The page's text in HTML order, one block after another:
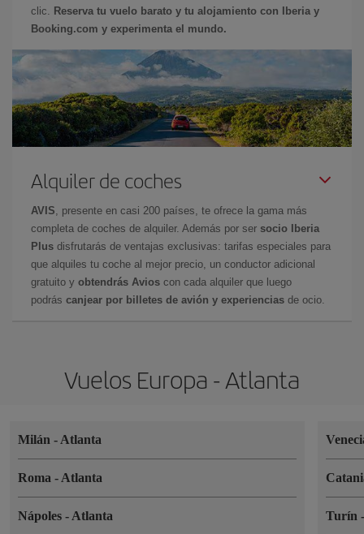
clic.
Reserva tu vuelo barato y tu alojamiento con Iberia y
Booking.com y experimenta el mundo.
Alquiler de coches
AVIS , presente en casi 200 países, te ofrece la gama más
completa de coches de alquiler. Además por ser socio Iberia
Plus disfrutarás de ventajas exclusivas: tarifas especiales para
que alquiles tu coche al mejor precio, un conductor adicional
gratuito y obtendrás Avios con cada alquiler que luego
podrás canjear por billetes de avión y experiencias de ocio.
Vuelos Europa - Atlanta
Milán - Atlanta
Roma - Atlanta
Nápoles - Atlanta Turín